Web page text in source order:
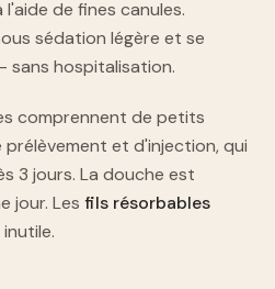
de fines canules.
sédation légère et se
sans hospitalisation.
comprennent de petits
et d'injection, qui
3 jours. La douche est
jour. Les fils résorbables